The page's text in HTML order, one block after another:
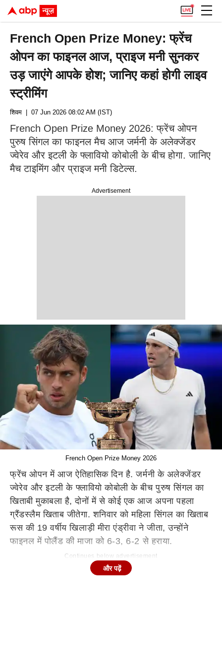
French Open Prize Money: फ्रेंच
ओपन का फाइनल आज, प्राइज मनी सुनकर
उड़ जाएंगे आपके होश; जानिए कहां होगी लाइव
स्ट्रीमिंग
Advertisement
शिवम | 07 Jun 2026 08:02 AM (IST)
French Open Prize Money 2026: फ्रेंच ओपन
पुरुष सिंगल का फाइनल मैच आज जर्मनी के अलेक्जेंडर
ज्वेरेव और इटली के फ्लावियो कोबोली के बीच होगा. जानिए
मैच टाइमिंग और प्राइज मनी डिटेल्स.
French Open Prize Money 2026
फ्रेंच ओपन में आज ऐतिहासिक दिन है. जर्मनी के अलेक्जेंडर
ज्वेरेव और इटली के फ्लावियो कोबोली के बीच पुरुष सिंगल का
खिताबी मुकाबला है, दोनों में से कोई एक आज अपना पहला
ग्रैंडस्लैम खिताब जीतेगा. शनिवार को महिला सिंगल का खिताब
रूस की 19 वर्षीय खिलाड़ी मीरा एंड्रीवा ने जीता, उन्होंने
फाइनल में पोलैंड की माजा को 6-3, 6-2 से हराया.
Continues below advertisement
और पढ़ें